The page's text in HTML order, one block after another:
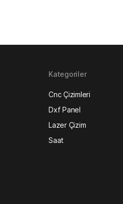
Kategoriler
Cnc Çizimleri
Dxf Panel
Lazer Çizim
Saat